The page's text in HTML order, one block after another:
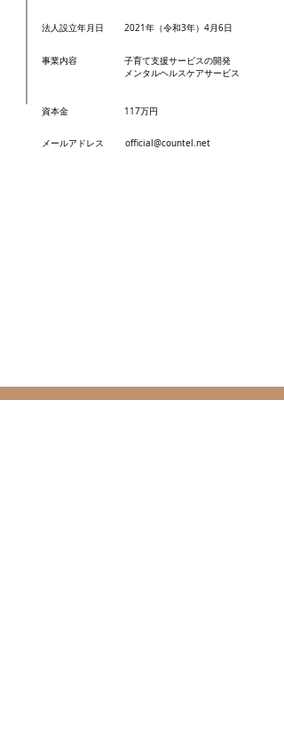
法人設立年月日 2021年（令和3年）4月6日
事業内容
子育て支援サービスの開発
メンタルヘルスケアサービス
資本金 117万円
​メールアドレス official@countel.net